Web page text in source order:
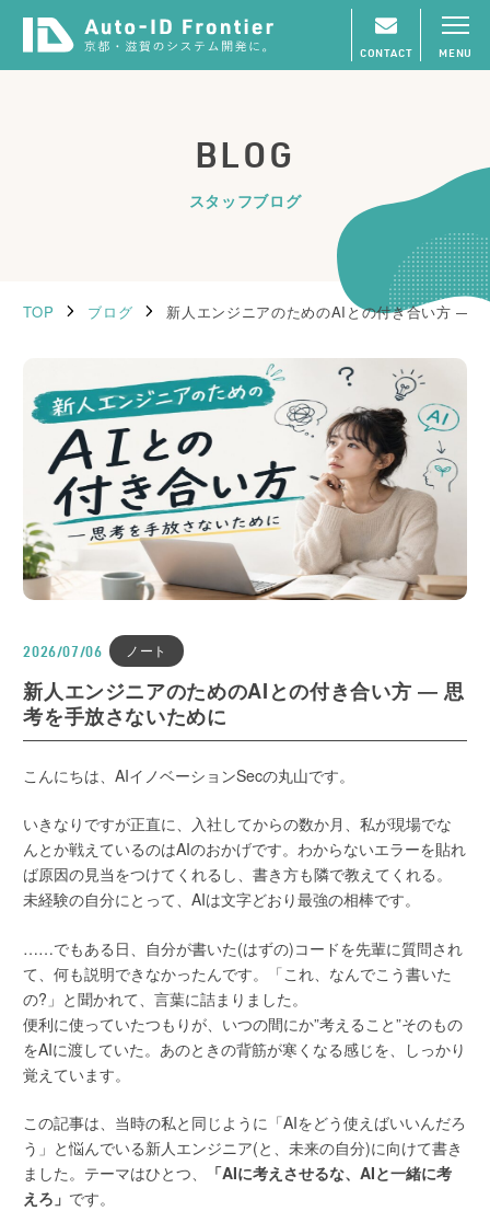
CONTACT MENU
BLOG
スタッフブログ
TOP ブログ 新人エンジニアのためのAIとの付き合い方 ―
2026/07/06 ノート
新人エンジニアのためのAIとの付き合い方 ― 思
考を手放さないために
こんにちは、AIイノベーションSecの丸山です。
いきなりですが正直に、入社してからの数か月、私が現場でな
んとか戦えているのはAIのおかげです。わからないエラーを貼れ
ば原因の見当をつけてくれるし、書き方も隣で教えてくれる。
未経験の自分にとって、AIは文字どおり最強の相棒です。
……でもある日、自分が書いた(はずの)コードを先輩に質問され
て、何も説明できなかったんです。「これ、なんでこう書いた
の?」と聞かれて、言葉に詰まりました。
便利に使っていたつもりが、いつの間にか”考えること”そのもの
をAIに渡していた。あのときの背筋が寒くなる感じを、しっかり
覚えています。
この記事は、当時の私と同じように「AIをどう使えばいいんだろ
う」と悩んでいる新人エンジニア(と、未来の自分)に向けて書き
ました。テーマはひとつ、
「AIに考えさせるな、AIと一緒に考
えろ」 です。